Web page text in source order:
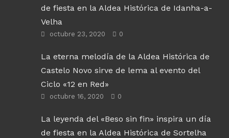
de fiesta en la Aldea Histórica de Idanha-a-
Velha
octubre 23, 2020 0
La eterna melodía de la Aldea Histórica de
Castelo Novo sirve de lema al evento del
Ciclo «12 en Red»
octubre 16, 2020 0
La leyenda del «Beso sin fin» inspira un día
de fiesta en la Aldea Histórica de Sortelha